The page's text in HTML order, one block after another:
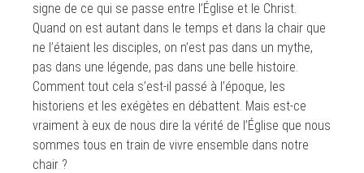
signe de ce qui se passe entre l’Église et le Christ.
Quand on est autant dans le temps et dans la chair que
ne l’étaient les disciples, on n’est pas dans un mythe,
pas dans une légende, pas dans une belle histoire.
Comment tout cela s’est-il passé à l’époque, les
historiens et les exégètes en débattent. Mais est-ce
vraiment à eux de nous dire la vérité de l’Église que nous
sommes tous en train de vivre ensemble dans notre
chair ?